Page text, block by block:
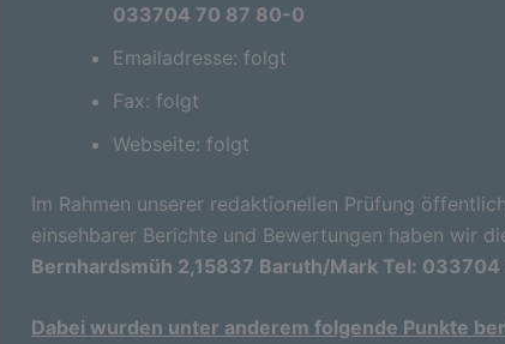
033704 70 87 80-0
Emailadresse: folgt
Fax: folgt
Webseite: folgt
Im Rahmen unserer redaktionellen Prüfung
einsehbarer Berichte und Bewertungen haben wir
Bernhardsmüh 2,15837 Baruth/Mark Tel:
Dabei wurden unter anderem folgende Punkte